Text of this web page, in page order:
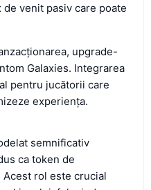
venit pasiv care poate
upgrade-
Galaxies. Integrarea
pentru jucătorii care
experiența.
semnificativ
ca token de
rol este crucial